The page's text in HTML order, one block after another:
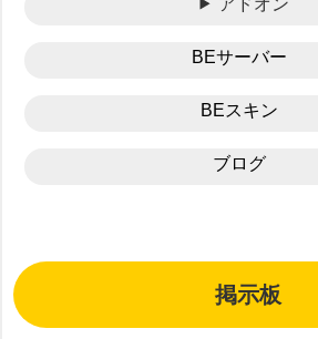
BEサーバー
BEスキン
ブログ
掲示板